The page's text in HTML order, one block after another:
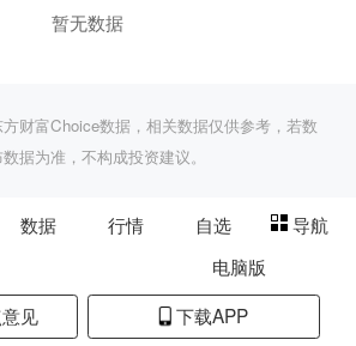
暂无数据
财富Choice数据，相关数据仅供参考，若数
据为准，不构成投资建议。
数据 行情 自选
导航
电脑版
见
下载APP